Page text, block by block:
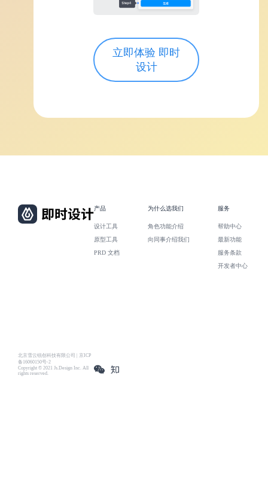
立即体验 即时
设计
北京雪云锐创科技有限公司 | 京ICP
备16060150号-2
Copyright © 2021 Js.Design Inc. All
rights reserved.
产品
设计工具
原型工具
PRD 文档
为什么选我们
角色功能介绍
向同事介绍我们
服务
帮助中心
最新功能
服务条款
开发者中心